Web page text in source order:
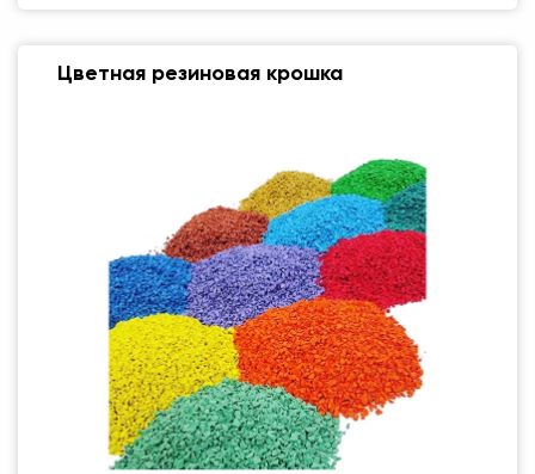
Цветная резиновая крошка